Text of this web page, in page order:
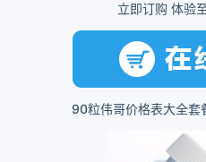
立即订购 体验
90粒伟哥价格表大全